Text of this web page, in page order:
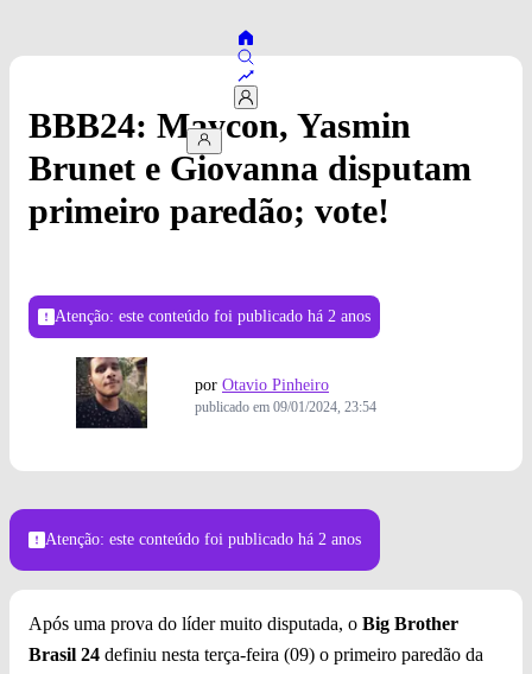
BBB24: Maycon, Yasmin
Brunet e Giovanna disputam
primeiro paredão; vote!
Atenção: este conteúdo foi publicado há 2 anos
por Otavio Pinheiro
publicado em 09/01/2024, 23:54
Tadeu Schmidt na casa BBB 24 (Foto: Globo/Manoella Mello)
Atenção: este conteúdo foi publicado há 2 anos
Após uma prova do líder muito disputada, o Big Brother
Brasil 24 definiu nesta terça-feira (09) o primeiro paredão da